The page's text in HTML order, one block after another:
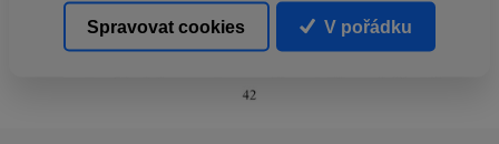
Spravovat cookies V pořádku